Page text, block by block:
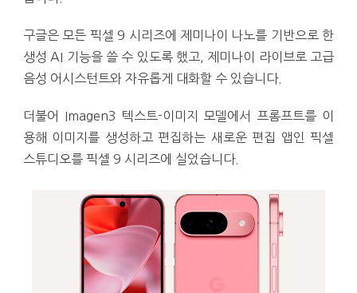
구글은 모든 픽셀 9 시리즈에 제미나이 나노를 기반으로 한
생성 AI 기능을 쓸 수 있도록 했고, 제미나이 라이브로 고급
음성 어시스턴트와 자유롭게 대화할 수 있습니다.
더불어 Imagen3 텍스트-이미지 모델에서 프롬프트를 이
용해 이미지를 생성하고 편집하는 새로운 편집 앱인 픽셀
스튜디오를 픽셀 9 시리즈에 실었습니다.